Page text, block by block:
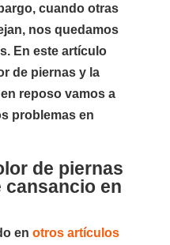
cuando otras
nos quedamos
En este artículo
de piernas y la
reposo vamos a
problemas en
de piernas
cansancio en
en otros artículos